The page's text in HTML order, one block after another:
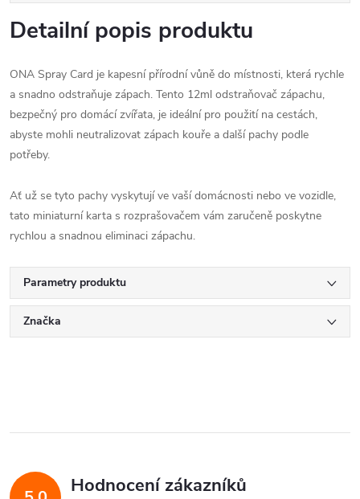
Detailní popis produktu
ONA Spray Card je kapesní přírodní vůně do místnosti, která rychle
a snadno odstraňuje zápach. Tento 12ml odstraňovač zápachu,
bezpečný pro domácí zvířata, je ideální pro použití na cestách,
abyste mohli neutralizovat zápach kouře a další pachy podle
potřeby.
Ať už se tyto pachy vyskytují ve vaší domácnosti nebo ve vozidle,
tato miniaturní karta s rozprašovačem vám zaručeně poskytne
rychlou a snadnou eliminaci zápachu.
Parametry produktu
Značka
Hodnocení zákazníků